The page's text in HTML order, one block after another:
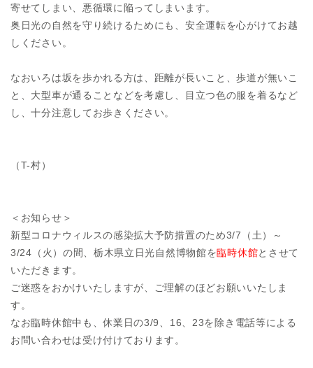
寄せてしまい、悪循環に陥ってしまいます。
奥日光の自然を守り続けるためにも、安全運転を心がけてお越
しください。
なおいろは坂を歩かれる方は、距離が長いこと、歩道が無いこ
と、大型車が通ることなどを考慮し、目立つ色の服を着るなど
し、十分注意してお歩きください。
（T-村）
＜お知らせ＞
新型コロナウィルスの感染拡大予防措置のため3/7（土）～
3/24（火）の間、栃木県立日光自然博物館を臨時休館とさせて
いただきます。
ご迷惑をおかけいたしますが、ご理解のほどお願いいたしま
す。
なお臨時休館中も、休業日の3/9、16、23を除き電話等による
お問い合わせは受け付けております。